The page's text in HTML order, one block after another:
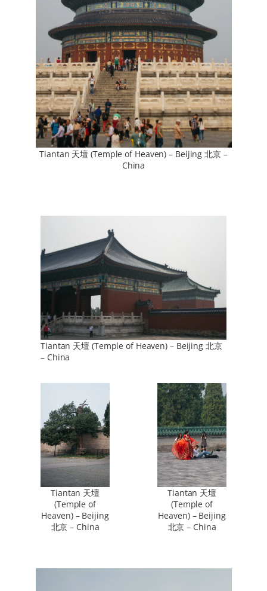
Tiantan 天壇 (Temple of Heaven) – Beijing 北京 –
China
Tiantan 天壇 (Temple of Heaven) – Beijing 北京
– China
Tiantan 天壇
(Temple of
Heaven) – Beijing
北京 – China
Tiantan 天壇
(Temple of
Heaven) – Beijing
北京 – China